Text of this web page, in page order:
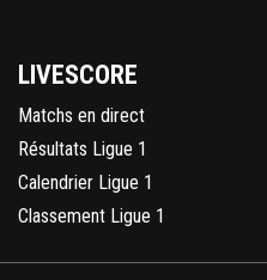
LIVESCORE
Matchs en direct
Résultats Ligue 1
Calendrier Ligue 1
Classement Ligue 1